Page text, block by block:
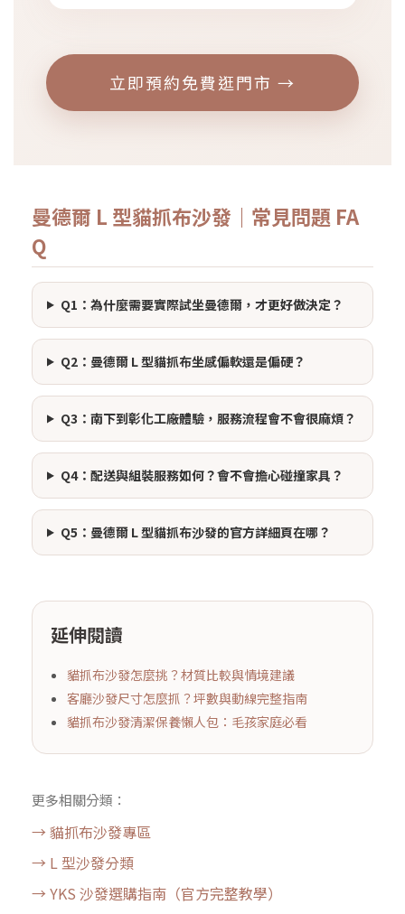
立即預約免費逛門市 →
曼德爾 L 型貓抓布沙發｜常見問題 FA
Q
Q1：為什麼需要實際試坐曼德爾，才更好做決定？
Q2：曼德爾 L 型貓抓布坐感偏軟還是偏硬？
Q3：南下到彰化工廠體驗，服務流程會不會很麻煩？
Q4：配送與組裝服務如何？會不會擔心碰撞家具？
Q5：曼德爾 L 型貓抓布沙發的官方詳細頁在哪？
延伸閱讀
貓抓布沙發怎麼挑？材質比較與情境建議
客廳沙發尺寸怎麼抓？坪數與動線完整指南
貓抓布沙發清潔保養懶人包：毛孩家庭必看
更多相關分類：
→ 貓抓布沙發專區
→ L 型沙發分類
→ YKS 沙發選購指南（官方完整教學）